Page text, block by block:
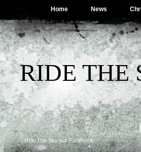
Home News
RIDE THE
Ride The Sky sur Facebook